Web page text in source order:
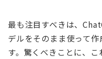
最も注目すべきは、
デルをそのまま使って
す。驚くべきことに、